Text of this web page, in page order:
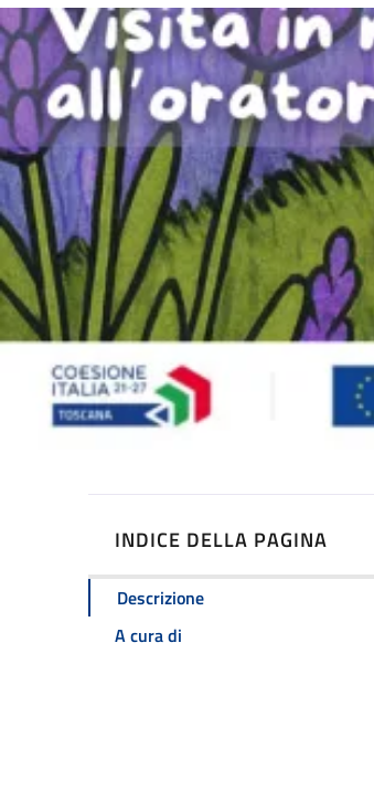
Image
INDICE DELLA PAGINA
Descrizione
A cura di